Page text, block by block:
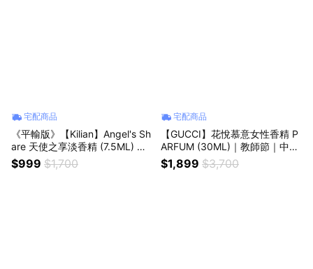
宅配商品
《平輸版》【Kilian】Angel's Sh
are 天使之享淡香精 (7.5ML) 噴
式小香｜星座禮｜生日禮物｜情
人節禮物｜感謝禮
$999 $1,700
宅配商品
【GUCCI】花悅慕意女性香精 P
ARFUM (30ML)｜教師節｜中秋
節｜星座禮｜生日禮物｜情人節
｜感謝禮
$1,899 $3,700